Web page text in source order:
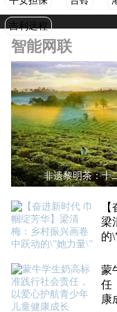
吉利远程
智能网联
非遗黎明茶：十
梁
的
蒙
任
康